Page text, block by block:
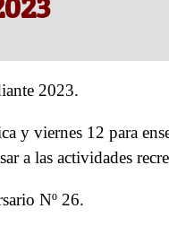
2023.
y viernes 12 para
a las actividades
Nº 26.